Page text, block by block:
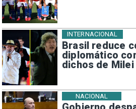
Brasil reduce
diplomático
dichos de Milei
INTERNACIONAL
NACIONAL